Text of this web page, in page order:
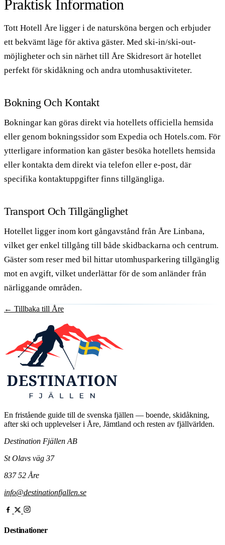
Praktisk Information
Tott Hotell Åre ligger i de natursköna bergen och erbjuder
ett bekvämt läge för aktiva gäster. Med ski-in/ski-out-
möjligheter och sin närhet till Åre Skidresort är hotellet
perfekt för skidåkning och andra utomhusaktiviteter.
Bokning Och Kontakt
Bokningar kan göras direkt via hotellets officiella hemsida
eller genom bokningssidor som Expedia och Hotels.com. För
ytterligare information kan gäster besöka hotellets hemsida
eller kontakta dem direkt via telefon eller e-post, där
specifika kontaktuppgifter finns tillgängliga.
Transport Och Tillgänglighet
Hotellet ligger inom kort gångavstånd från Åre Linbana,
vilket ger enkel tillgång till både skidbackarna och centrum.
Gäster som reser med bil hittar utomhusparkering tillgänglig
mot en avgift, vilket underlättar för de som anländer från
närliggande områden.
← Tillbaka till Åre
En fristående guide till de svenska fjällen — boende, skidåkning,
after ski och upplevelser i Åre, Jämtland och resten av fjällvärlden.
Destination Fjällen AB
St Olavs väg 37
837 52 Åre
info@destinationfjallen.se
Destinationer